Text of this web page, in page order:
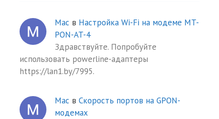
Mac в Настройка Wi-Fi на модеме MT-
PON-AT-4
Здравствуйте. Попробуйте
использовать powerline-адаптеры
https://lan1.by/7995.
Mac в Скорость портов на GPON-
модемах